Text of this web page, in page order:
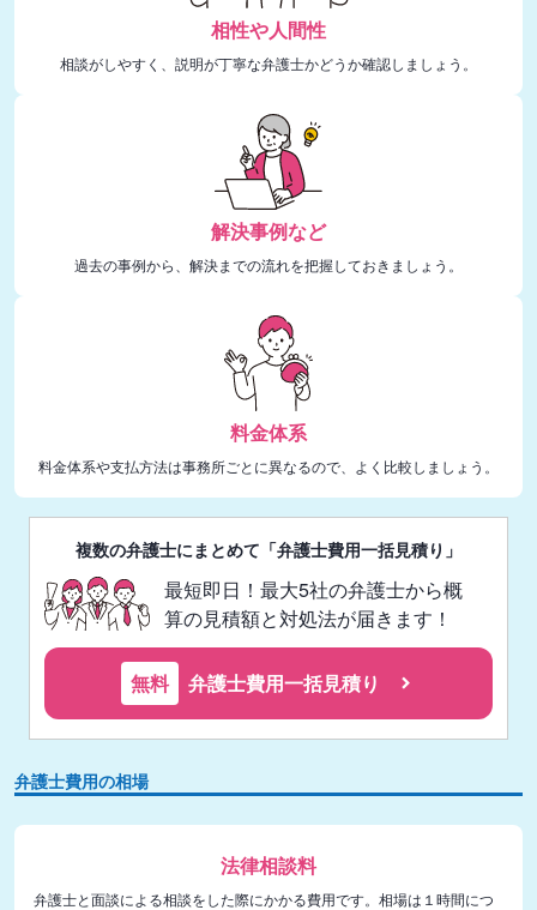
相性や人間性
相談がしやすく、説明が丁寧な弁護士かどうか確認しましょう。
解決事例など
過去の事例から、解決までの流れを把握しておきましょう。
料金体系
料金体系や支払方法は事務所ごとに異なるので、よく比較しましょう。
複数の弁護士にまとめて「弁護士費用一括見積り」
最短即日！最大5社の弁護士から概
算の見積額と対処法が届きます！
無料 弁護士費用一括見積り
弁護士費用の相場
法律相談料
弁護士と面談による相談をした際にかかる費用です。相場は１時間につ